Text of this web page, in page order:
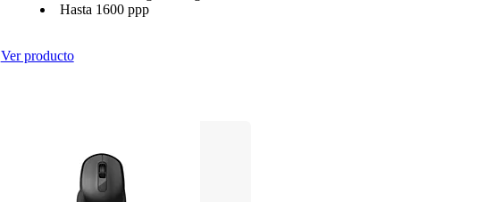
Hasta 1600 ppp
Ver producto